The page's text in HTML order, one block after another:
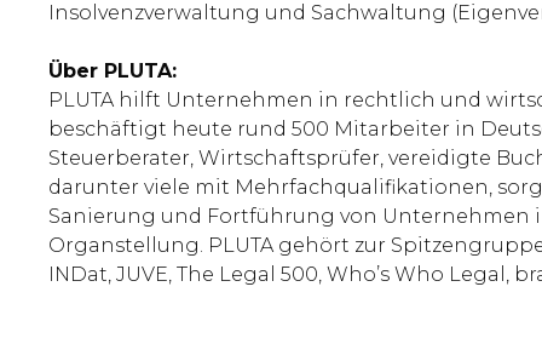
Insolvenzverwaltung und Sachwaltung
Über PLUTA:
PLUTA hilft Unternehmen in rechtlich und
beschäftigt heute rund 500 Mitarbeiter in
Steuerberater, Wirtschaftsprüfer, vereidigte
darunter viele mit Mehrfachqualifikationen,
Sanierung und Fortführung von Unternehmen
Organstellung. PLUTA gehört zur
INDat, JUVE, The Legal 500, Who’s Who